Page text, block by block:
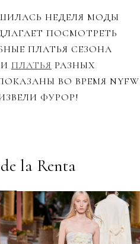
НЕДЕЛЯ МОДЫ
ПОСМОТРЕТЬ
ПЛАТЬЯ СЕЗОНА
ПЛАТЬЯ РАЗНЫХ
ВО ВРЕМЯ NYFW
ФУРОР!
la Renta